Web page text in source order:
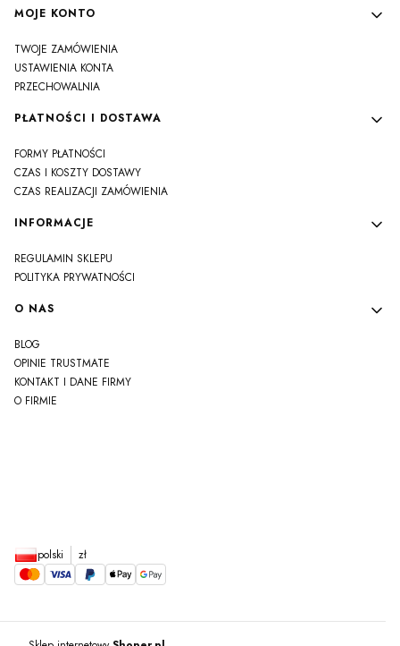
MOJE KONTO
TWOJE ZAMÓWIENIA
USTAWIENIA KONTA
PRZECHOWALNIA
PŁATNOŚCI I DOSTAWA
FORMY PŁATNOŚCI
CZAS I KOSZTY DOSTAWY
CZAS REALIZACJI ZAMÓWIENIA
INFORMACJE
REGULAMIN SKLEPU
POLITYKA PRYWATNOŚCI
O NAS
BLOG
OPINIE TRUSTMATE
KONTAKT I DANE FIRMY
O FIRMIE
polski zł